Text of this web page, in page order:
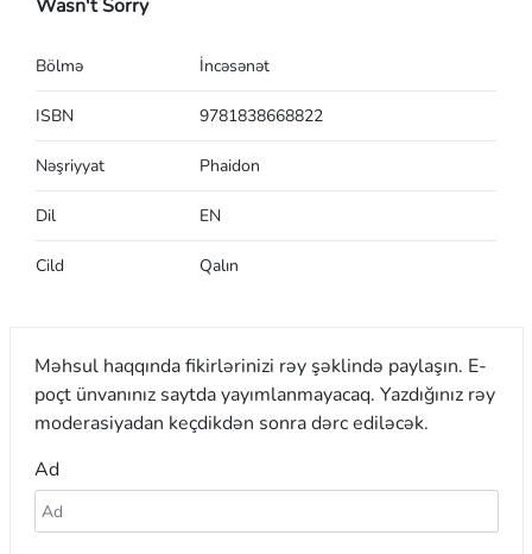
Wasn't Sorry
Bölmə İncəsənət
ISBN 9781838668822
Nəşriyyat Phaidon
Dil EN
Cild Qalın
Məhsul haqqında fikirlərinizi rəy şəklində paylaşın. E-
poçt ünvanınız saytda yayımlanmayacaq. Yazdığınız rəy
moderasiyadan keçdikdən sonra dərc ediləcək.
Ad